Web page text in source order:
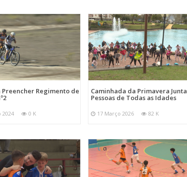
Preencher Regimento de
2024 0 K
Caminhada da Primavera Junta
Pessoas de Todas as Idades
17 Março 2026 82 K